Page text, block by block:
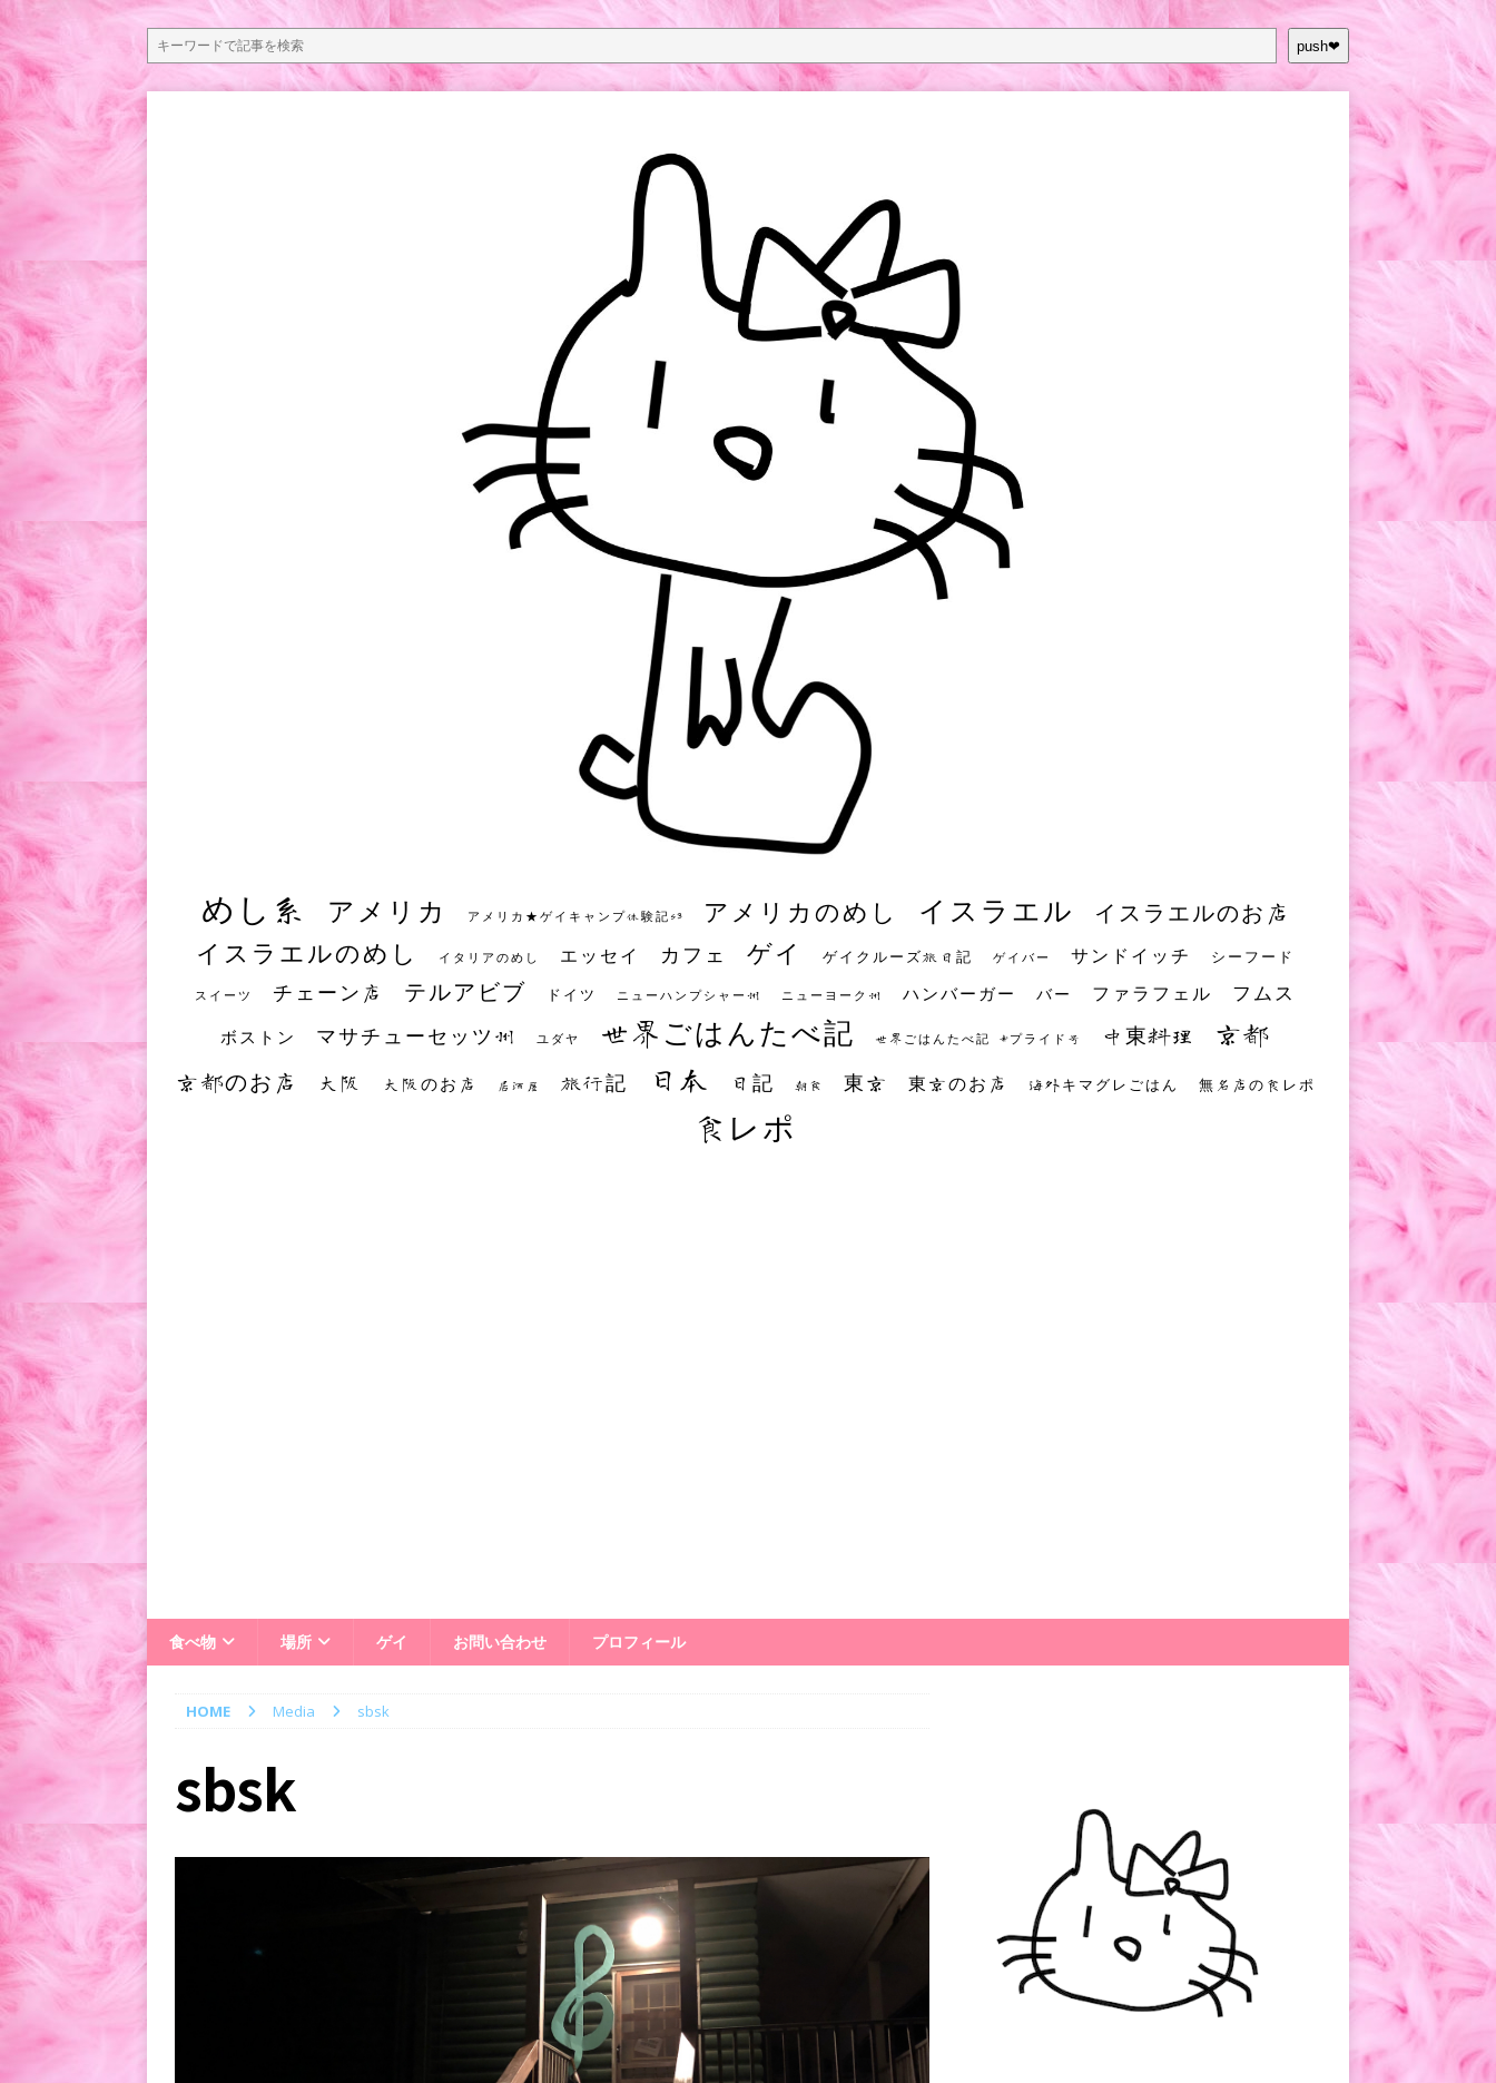
push❤︎
めし系 アメリカ アメリカ★ゲイキャンプ体験記S3 アメリカのめし イスラエル イスラエルのお店
イスラエルのめし イタリアのめし エッセイ カフェ ゲイ ゲイクルーズ旅日記 ゲイバー サンドイッチ シーフード
スイーツ チェーン店 テルアビブ ドイツ ニューハンプシャー州 ニューヨーク州 ハンバーガー バー ファラフェル フムス
ボストン マサチューセッツ州 ユダヤ 世界ごはんたべ記 世界ごはんたべ記 #プライド号 中東料理 京都
京都のお店 大阪 大阪のお店 居酒屋 旅行記 日本 日記 朝食 東京 東京のお店 海外キマグレごはん 無名店の食レポ
食レポ
食べ物 場所 ゲイ お問い合わせ プロフィール
HOME Media sbsk
sbsk